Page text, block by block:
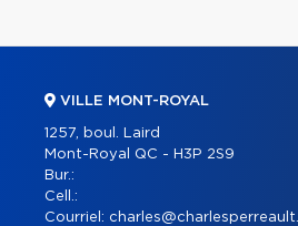
VILLE MONT-ROYAL
1257, boul. Laird
Mont-Royal QC - H3P 2S9
Bur.:
Cell.:
Courriel: